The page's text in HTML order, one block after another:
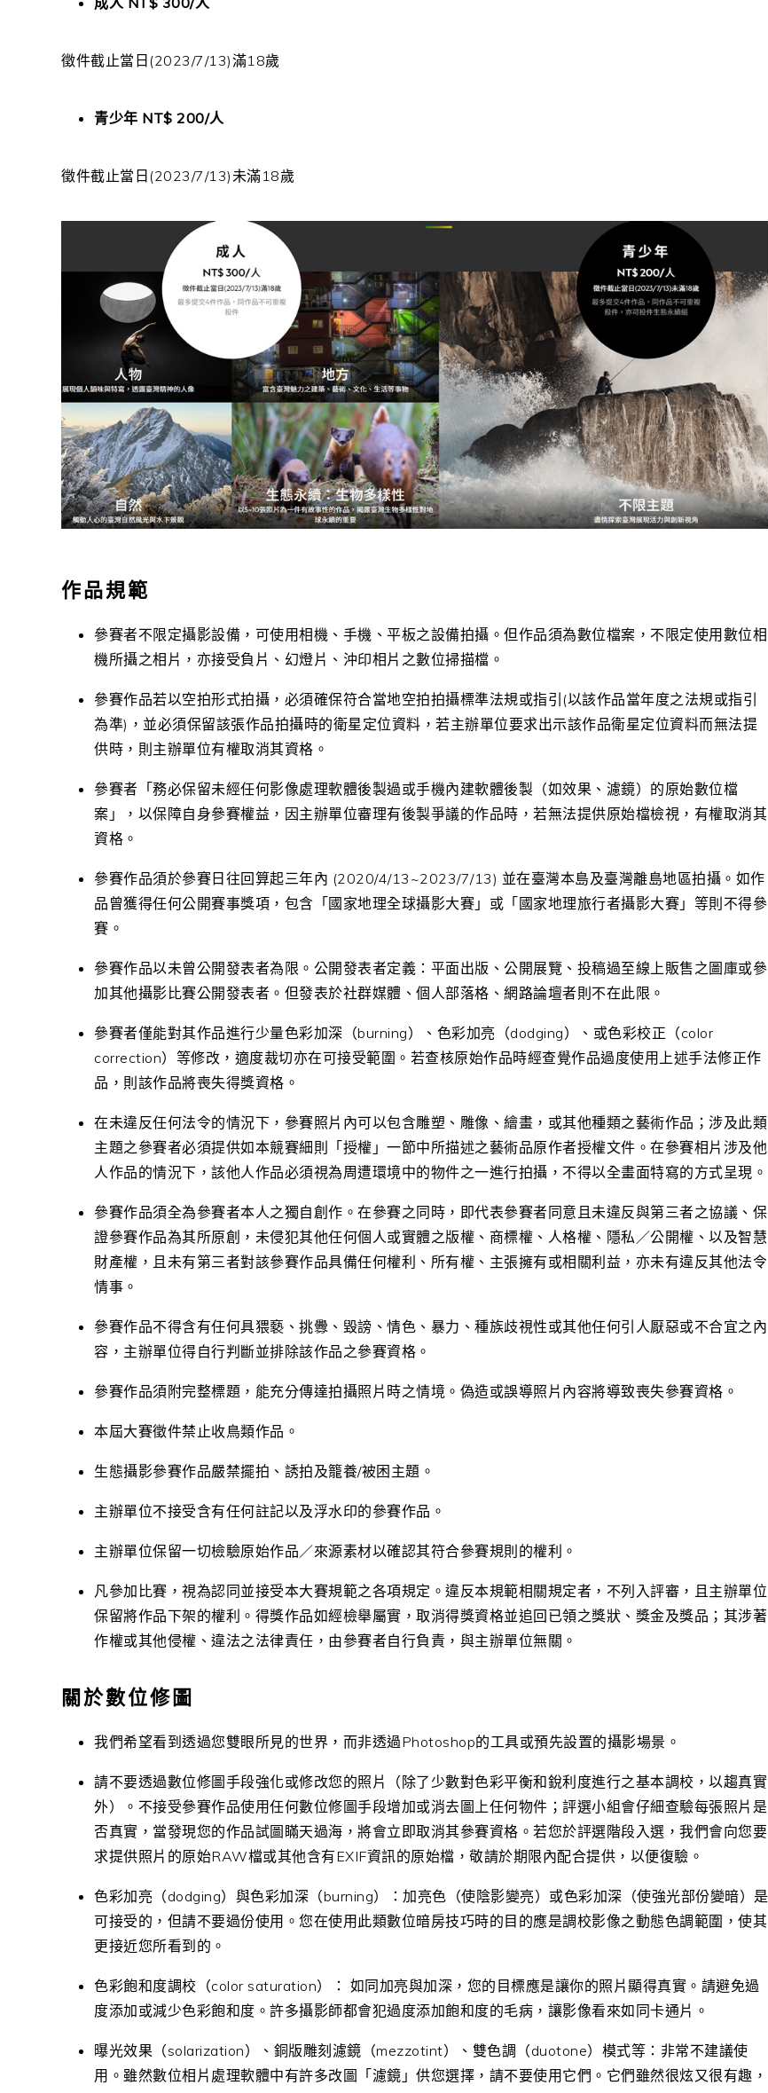
徵件截止當日(2023/7/13)滿18歲
青少年 NT$ 200/人
徵件截止當日(2023/7/13)未滿18歲
作品規範
參賽者不限定攝影設備，可使用相機、手機、平板之設備拍攝。但作品須為數位檔案，不限定使用數位相
機所攝之相片，亦接受負片、幻燈片、沖印相片之數位掃描檔。
參賽作品若以空拍形式拍攝，必須確保符合當地空拍拍攝標準法規或指引(以該作品當年度之法規或指引
為準)，並必須保留該張作品拍攝時的衛星定位資料，若主辦單位要求出示該作品衛星定位資料而無法提
供時，則主辦單位有權取消其資格。
參賽者「務必保留未經任何影像處理軟體後製過或手機內建軟體後製（如效果、濾鏡）的原始數位檔
案」，以保障自身參賽權益，因主辦單位審理有後製爭議的作品時，若無法提供原始檔檢視，有權取消其
資格。
參賽作品須於參賽日往回算起三年內 (2020/4/13~2023/7/13) 並在臺灣本島及臺灣離島地區拍攝 。如作
品曾獲得任何公開賽事獎項，包含「國家地理全球攝影大賽」或「國家地理旅行者攝影大賽」等則不得參
賽。
參賽作品以未曾公開發表者為限。公開發表者定義：平面出版、公開展覽、投稿過至線上販售之圖庫或參
加其他攝影比賽公開發表者。但發表於社群媒體、個人部落格、網路論壇者則不在此限。
參賽者僅能對其作品進行少量色彩加深（burning）、色彩加亮（dodging）、或色彩校正（color
correction）等修改，適度裁切亦在可接受範圍。若查核原始作品時經查覺作品過度使用上述手法修正作
品，則該作品將喪失得獎資格。
在未違反任何法令的情況下，參賽照片內可以包含雕塑、雕像、繪畫，或其他種類之藝術作品；涉及此類
主題之參賽者必須提供如本競賽細則「授權」一節中所描述之藝術品原作者授權文件。在參賽相片涉及他
人作品的情況下，該他人作品必須視為周遭環境中的物件之一進行拍攝，不得以全畫面特寫的方式呈現。
參賽作品須全為參賽者本人之獨自創作。在參賽之同時，即代表參賽者同意且未違反與第三者之協議、保
證參賽作品為其所原創，未侵犯其他任何個人或實體之版權、商標權、人格權、隱私／公開權、以及智慧
財產權，且未有第三者對該參賽作品具備任何權利、所有權、主張擁有或相關利益，亦未有違反其他法令
情事。
參賽作品不得含有任何具猥褻、挑釁、毀謗、情色、暴力、種族歧視性或其他任何引人厭惡或不合宜之內
容，主辦單位得自行判斷並排除該作品之參賽資格。
參賽作品須附完整標題，能充分傳達拍攝照片時之情境。偽造或誤導照片內容將導致喪失參賽資格。
本屆大賽徵件禁止收鳥類作品 。
生態攝影參賽作品嚴禁擺拍、誘拍及籠養/被困主題 。
主辦單位不接受含有任何註記以及浮水印的參賽作品。
主辦單位保留一切檢驗原始作品／來源素材以確認其符合參賽規則的權利。
凡參加比賽，視為認同並接受本大賽規範之各項規定。違反本規範相關規定者，不列入評審，且主辦單位
保留將作品下架的權利。得獎作品如經檢舉屬實，取消得獎資格並追回已領之獎狀、獎金及獎品；其涉著
作權或其他侵權、違法之法律責任，由參賽者自行負責，與主辦單位無關。
關於數位修圖
我們希望看到透過您雙眼所見的世界，而非透過Photoshop的工具或預先設置的攝影場景。
請不要透過數位修圖手段強化或修改您的照片（除了少數對色彩平衡和銳利度進行之基本調校，以趨真實
外）。不接受參賽作品使用任何數位修圖手段增加或消去圖上任何物件；評選小組會仔細查驗每張照片是
否真實，當發現您的作品試圖瞞天過海，將會立即取消其參賽資格。若您於評選階段入選，我們會向您要
求提供照片的原始RAW檔或其他含有EXIF資訊的原始檔，敬請於期限內配合提供，以便復驗。
色彩加亮（dodging）與色彩加深（burning）：加亮色（使陰影變亮）或色彩加深（使強光部份變暗）是
可接受的，但請不要過份使用。您在使用此類數位暗房技巧時的目的應是調校影像之動態色調範圍，使其
更接近您所看到的。
色彩飽和度調校（color saturation）： 如同加亮與加深，您的目標應是讓你的照片顯得真實。請避免過
度添加或減少色彩飽和度。許多攝影師都會犯過度添加飽和度的毛病，讓影像看來如同卡通片。
曝光效果（solarization）、銅版雕刻濾鏡（mezzotint）、雙色調（duotone）模式等：非常不建議使
用。雖然數位相片處理軟體中有許多改圖「濾鏡」供您選擇，請不要使用它們。它們雖然很炫又很有趣，